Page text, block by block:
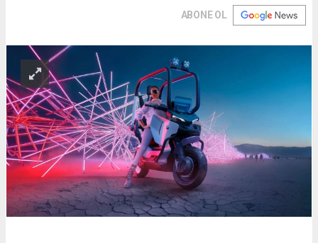
ABONE OL